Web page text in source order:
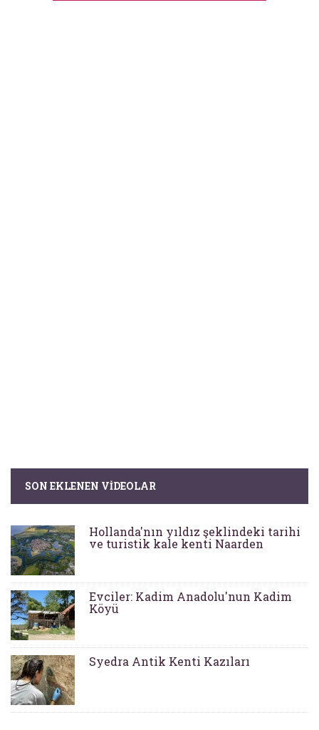
SON EKLENEN VIDEOLAR
Hollanda'nın yıldız şeklindeki tarihi
ve turistik kale kenti Naarden
Evciler: Kadim Anadolu'nun Kadim
Köyü
Syedra Antik Kenti Kazıları